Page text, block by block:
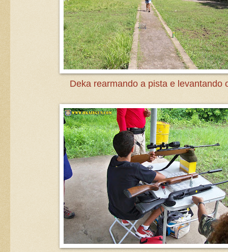
Deka rearmando a pista e levantando